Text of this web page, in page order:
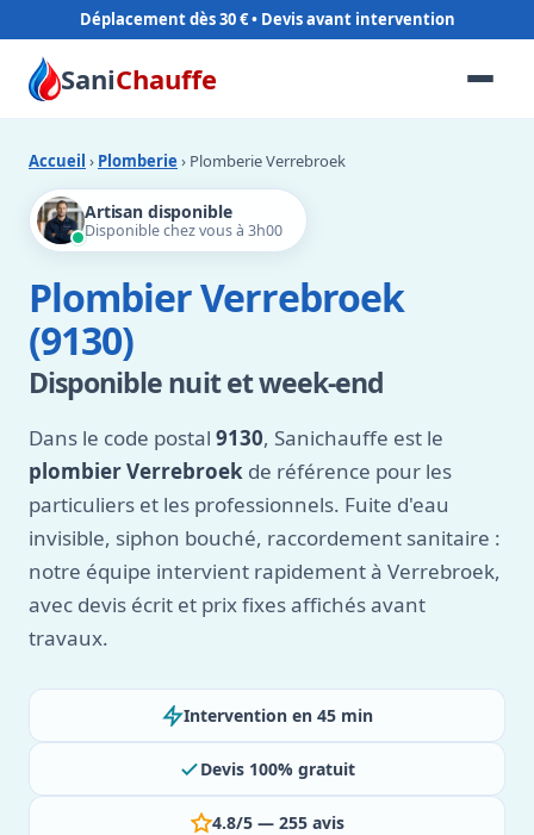
Déplacement dès 30 €
SaniChauffe
Accueil › Plomberie › Plomberie Verrebroek
Artisan disponible
Disponible chez vous à 3h00
Plombier Verrebroek
(9130)
Disponible nuit et week-end
Dans le code postal 9130, Sanichauffe est le
plombier Verrebroek de référence pour les
particuliers et les professionnels. Fuite d'eau
invisible, siphon bouché, raccordement sanitaire :
notre équipe intervient rapidement à Verrebroek,
avec devis écrit et prix fixes affichés avant
travaux.
Intervention en 45 min
Devis 100% gratuit
4.8/5 — 255 avis